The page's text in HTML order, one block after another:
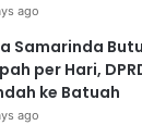
ago
Samarinda
per Hari,
ke Batuah
ago